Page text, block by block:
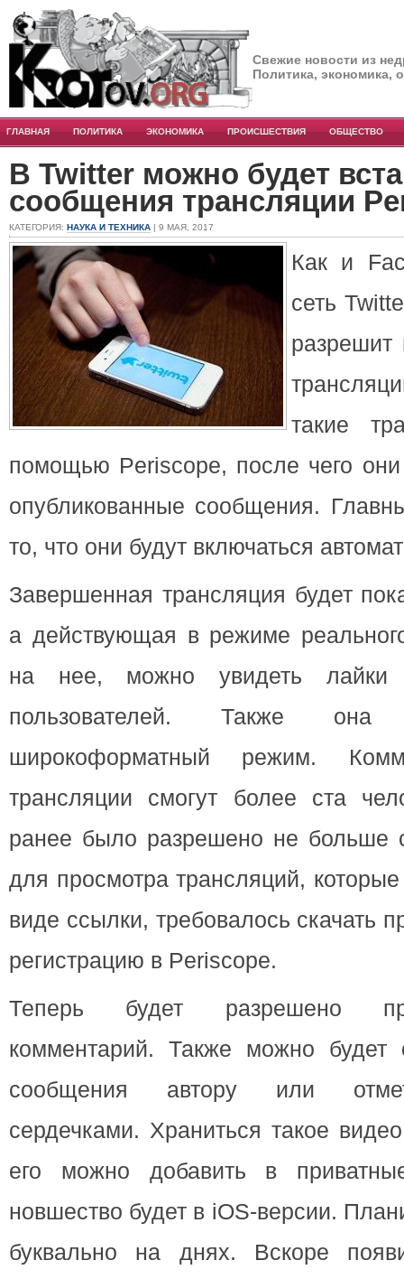
Свежие новости из
Политика, экономика,
ГЛАВНАЯ ПОЛИТИКА ЭКОНОМИКА ПРОИСШЕСТВИЯ ОБЩЕСТВО
В Twitter можно будет
сообщения трансляции
КАТЕГОРИЯ: НАУКА И ТЕХНИКА | 9 МАЯ, 2017
Как и
сеть
разрешит
такие
помощью Periscope, после чего
опубликованные сообщения.
то, что они будут включаться
Завершенная трансляция будет
а действующая в режиме
на нее, можно увидеть лайки
пользователей. Также она
широкоформатный режим.
трансляции смогут более ста
ранее было разрешено не больше
для просмотра трансляций,
виде ссылки, требовалось скачать
регистрацию в Periscope.
Теперь будет разрешено
комментарий. Также можно будет
сообщения автору или
сердечками. Храниться такое
его можно добавить в
новшество будет в iOS-версии.
буквально на днях. Вскоре